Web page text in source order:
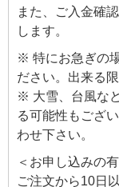
また、ご入金確
します。
※ 特にお急ぎの
ださい。出来る
※ 大雪、台風な
る可能性もござ
わせ下さい。
＜お申し込みの
ご注文から10日